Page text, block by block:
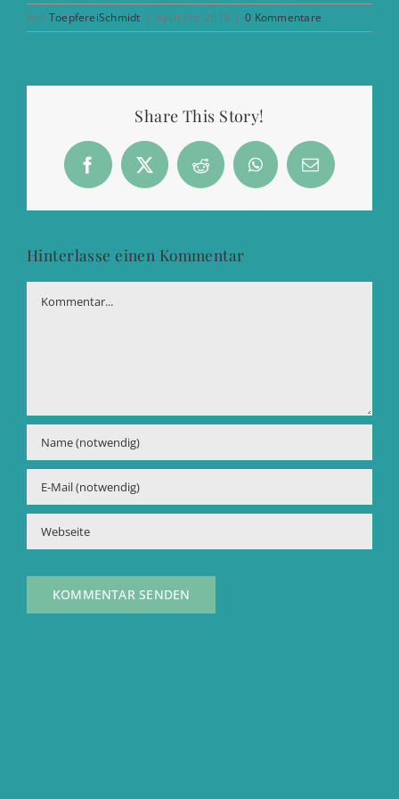
Von ToepfereiSchmidt | April 1st, 2019 | 0 Kommentare
Share This Story!
Facebook
X Reddit WhatsApp
E-
Mail
Hinterlasse einen Kommentar